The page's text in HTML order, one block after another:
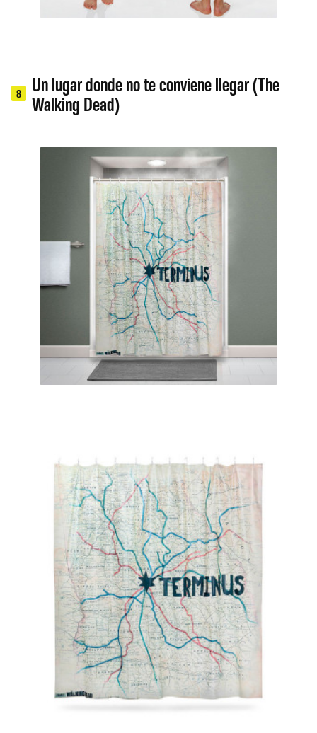
8
Un lugar donde no te conviene llegar (The
Walking Dead)